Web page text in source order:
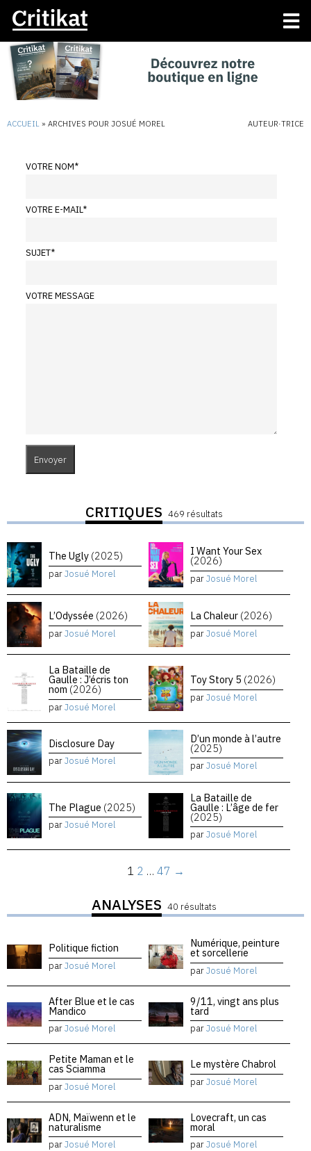
ACCUEIL » ARCHIVES POUR JOSUÉ MOREL AUTEUR·TRICE
VOTRE NOM*
VOTRE E-MAIL*
SUJET*
VOTRE MESSAGE
CRITIQUES 469 résultats
The Ugly (2025)
parJosué Morel
I Want Your Sex
(2026)
parJosué Morel
L’Odyssée (2026)
parJosué Morel
La Chaleur (2026)
parJosué Morel
La Bataille de
Gaulle : J’écris ton
nom (2026)
parJosué Morel
Toy Story 5 (2026)
parJosué Morel
Disclosure Day
parJosué Morel
D’un monde à l’autre
(2025)
parJosué Morel
The Plague (2025)
parJosué Morel
La Bataille de
Gaulle : L’âge de fer
(2025)
parJosué Morel
1 2 … 47 →
ANALYSES 40 résultats
Politique fiction
parJosué Morel
Numérique, peinture
et sorcellerie
parJosué Morel
After Blue et le cas
Mandico
parJosué Morel
9/11, vingt ans plus
tard
parJosué Morel
Petite Maman et le
cas Sciamma
parJosué Morel
Le mystère Chabrol
parJosué Morel
ADN, Maïwenn et le
naturalisme
parJosué Morel
Lovecraft, un cas
moral
parJosué Morel